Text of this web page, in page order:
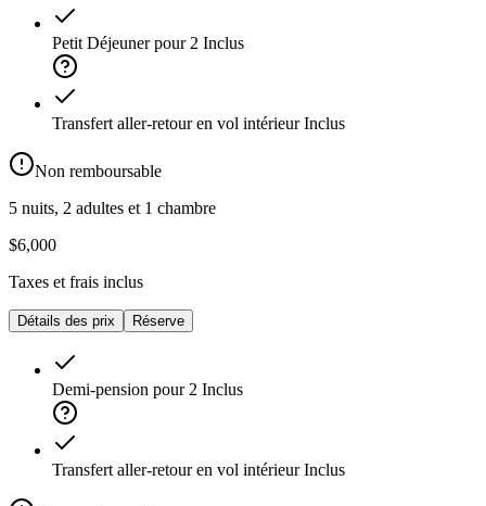
Petit Déjeuner pour 2 Inclus
Transfert aller-retour en vol intérieur Inclus
Non remboursable
5 nuits, 2 adultes et 1 chambre
$6,000
Taxes et frais inclus
Détails des prix Réserve
Demi-pension pour 2 Inclus
Transfert aller-retour en vol intérieur Inclus